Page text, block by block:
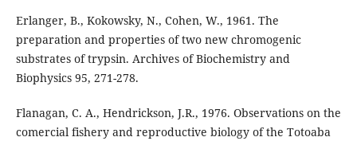
Erlanger, B., Kokowsky, N., Cohen, W., 1961. The
preparation and properties of two new chromogenic
substrates of trypsin. Archives of Biochemistry and
Biophysics 95, 271-278.
Flanagan, C. A., Hendrickson, J.R., 1976. Observations on the
comercial fishery and reproductive biology of the Totoaba